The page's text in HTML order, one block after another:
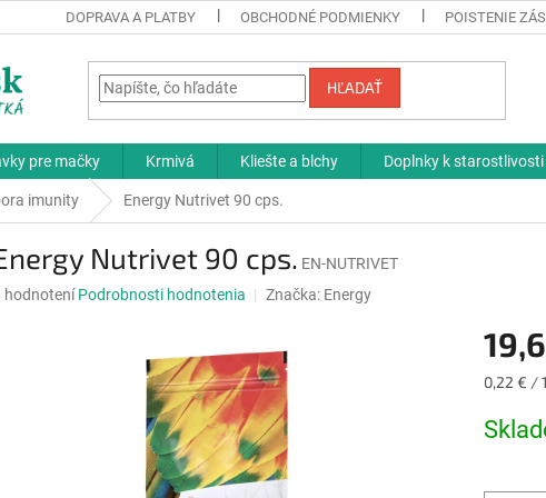
DOPRAVA A PLATBY OBCHODNÉ PODMIENKY POISTENIE
HĽADAŤ
pre mačky Krmivá Kliešte a blchy Doplnky k starostlivosti
imunity Energy Nutrivet 90 cps.
Nutrivet 90 cps. EN-NUTRIVET
hodnotení Podrobnosti hodnotenia Značka: Energy
0,22 € /